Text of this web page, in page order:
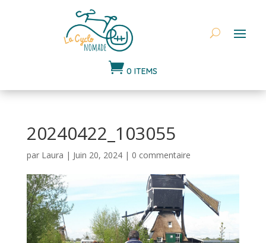
 0 ITEMS
20240422_103055
par Laura | Juin 20, 2024| 0 commentaire